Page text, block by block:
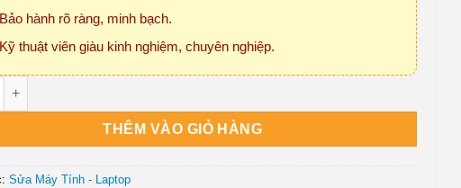
Bảo hành rõ ràng, minh bạch.
Kỹ thuật viên giàu kinh nghiệm, chuyên nghiệp.
Tính Rớt Mạng Quận Phú Nhuận Tận Nơi số lượng
THÊM VÀO GIỎ HÀNG
Sửa Máy Tính - Laptop